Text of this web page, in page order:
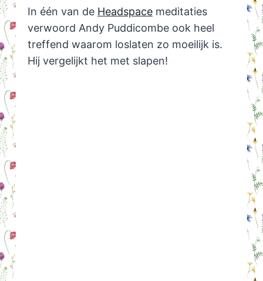
In één van de Headspacemeditaties
verwoord Andy Puddicombe ook heel
treffend waarom loslaten zo moeilijk is.
Hij vergelijkt het met slapen!